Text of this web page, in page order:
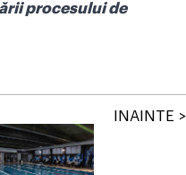
procesului de
INAINTE >